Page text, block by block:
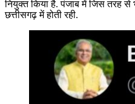
नियुक्त किया है. पंजाब में जिस तरह
छत्तीसगढ़ में होती रही.